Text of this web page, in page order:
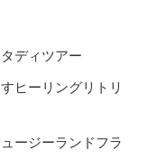
ディツアー
ヒーリングリトリ
ージーランドフラ